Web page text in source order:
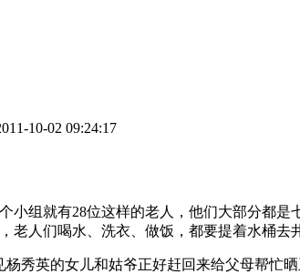
10-02 09:24:17
组就有28位这样的老人，他们大部分都
老人们喝水、洗衣、做饭，都要提着水桶去
英的女儿和姑爷正好赶回来给父母帮忙